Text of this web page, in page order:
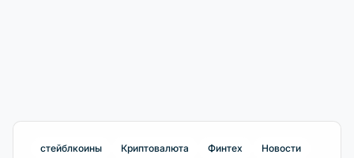
стейблкоины Криптовалюта Финтех Новости